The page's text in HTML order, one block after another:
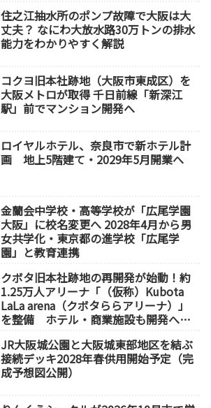
住之江抽水所のポンプ故障で大阪は大
丈夫？ なにわ大放水路30万トンの排水
能力をわかりやすく解説
コクヨ旧本社跡地（大阪市東成区）を
大阪メトロが取得 千日前線「新深江
駅」前でマンション開発へ
ロイヤルホテル、奈良市で新ホテル計
画 地上5階建て・2029年5月開業へ
金蘭会中学校・高等学校が「広尾学園
大阪」に校名変更へ 2028年4月から男
女共学化・東京都の進学校「広尾学
園」と教育連携
クボタ旧本社跡地の再開発が始動！約
1.25万人アリーナ「（仮称）Kubota
LaLa arena（クボタららアリーナ）」
を整備 ホテル・商業施設も開発へ
JR大阪城公園と大阪城東部地区を結ぶ
接続デッキ2028年春供用開始予定（完
成予想図公開）